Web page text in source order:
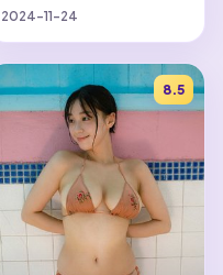
2024-11-24
8.5